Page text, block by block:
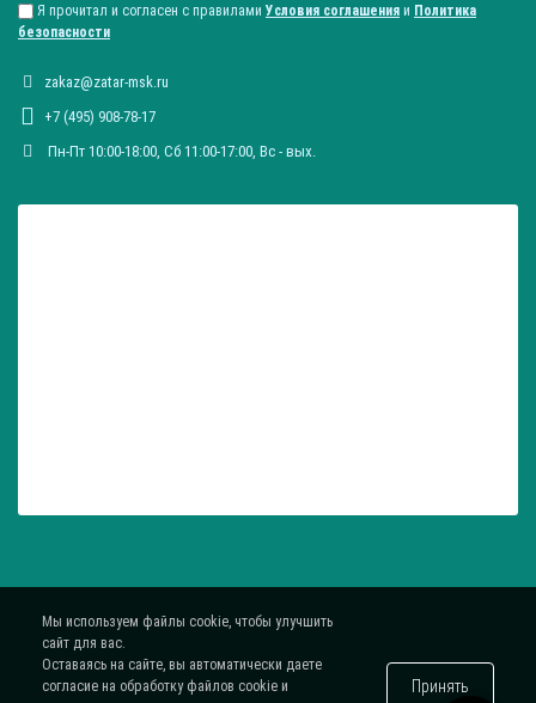
Я прочитал и согласен с правилами Условия соглашения и Политика
безопасности
zakaz@zatar-msk.ru
+7 (495) 908-78-17
Пн-Пт 10:00-18:00, Сб 11:00-17:00, Вc - вых.
Мы используем файлы cookie, чтобы улучшить
сайт для вас.
Оставаясь на сайте, вы автоматически даете
согласие на обработку файлов cookie и
Принять